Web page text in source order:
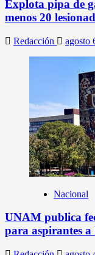
Explota pipa de
menos 20
Redacción agosto
Nacional
UNAM publica
para aspirantes